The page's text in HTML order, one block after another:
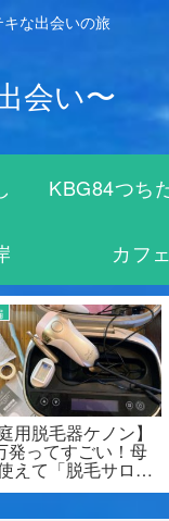
な出会いの旅
会い〜
KBG84つち
カフェ
の魅力
へのフェリーは石
ユーグレナ離島タ
ルから！レンタサ
、アクティビテ
お食事処オススメ